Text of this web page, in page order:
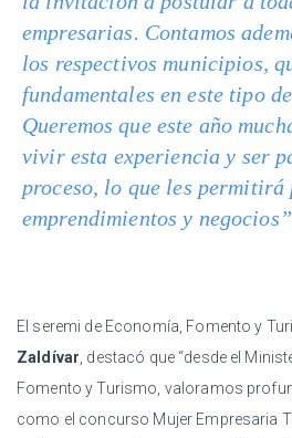
empresarias. Contamos
los respectivos municipios,
fundamentales en este tipo
Queremos que este año
vivir esta experiencia y ser
proceso, lo que les permitirá
emprendimientos y
El seremi de Economía, Fomento y
Zaldívar , destacó que “desde el
Fomento y Turismo, valoramos
como el concurso Mujer Empresaria